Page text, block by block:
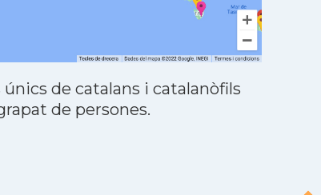
de catalans i catalanòfils
de persones.